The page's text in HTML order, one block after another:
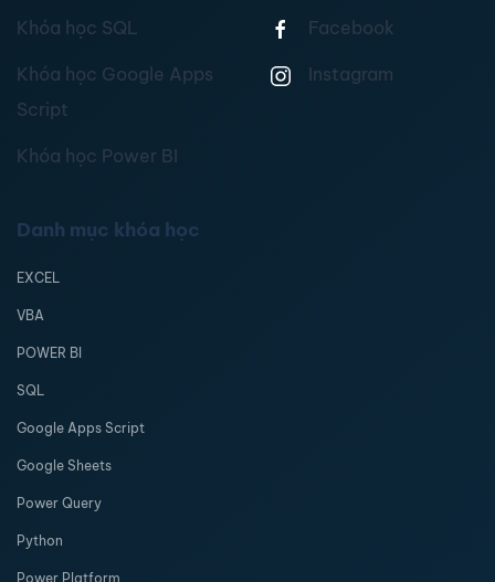
Khóa học SQL
Khóa học Google Apps
Script
Khóa học Power BI
Facebook
Instagram
Danh mục khóa học
EXCEL
VBA
POWER BI
SQL
Google Apps Script
Google Sheets
Power Query
Python
Power Platform